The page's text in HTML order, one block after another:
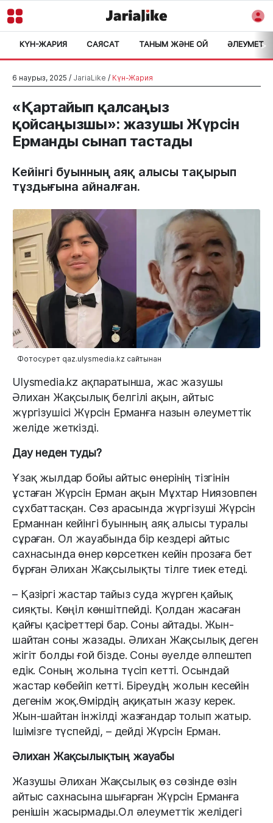
КҮН-ЖАРИЯ САЯСАТ ТАНЫМ ЖӘНЕ ОЙ ӘЛЕУМЕТ>
6 наурыз, 2025 / JariaLike / Күн-Жария
«Қартайып қалсаңыз
қойсаңызшы»: жазушы Жүрсін
Ерманды сынап тастады
Кейінгі буынның аяқ алысы тақырып
тұздығына айналған.
Фотосурет qaz.ulysmedia.kz сайтынан
Ulysmedia.kz ақпаратынша, жас жазушы
Әлихан Жақсылық белгілі ақын, айтыс
жүргізушісі Жүрсін Ерманға назын әлеуметтік
желіде жеткізді.
Дау неден туды?
Ұзақ жылдар бойы айтыс өнерінің тізгінін
ұстаған Жүрсін Ерман ақын Мұхтар Ниязовпен
сұхбаттасқан. Сөз арасында жүргізуші Жүрсін
Ерманнан кейінгі буынның аяқ алысы туралы
сұраған. Ол жауабында бір кездері айтыс
сахнасында өнер көрсеткен кейін прозаға бет
бұрған Әлихан Жақсылықты тілге тиек етеді.
– Қазіргі жастар тайыз суда жүрген қайық
сияқты. Көңіл көншітпейді. Қолдан жасаған
қайғы қасіреттері бар. Соны айтады. Жын-
шайтан соны жазады. Әлихан Жақсылық деген
жігіт болды ғой бізде. Соны әуелде әлпештеп
едік. Соның жолына түсіп кетті. Осындай
жастар көбейіп кетті. Біреудің жолын кесейін
дегенім жоқ.Өмірдің ақиқатын жазу керек.
Жын-шайтан інжілді жазғандар толып жатыр.
Ішімізге түспейді, – дейді Жүрсін Ерман.
Әлихан Жақсылықтың жауабы
Жазушы Әлихан Жақсылық өз сөзінде өзін
айтыс сахнасына шығарған Жүрсін Ерманға
ренішін жасырмады.Ол әлеуметтік желідегі